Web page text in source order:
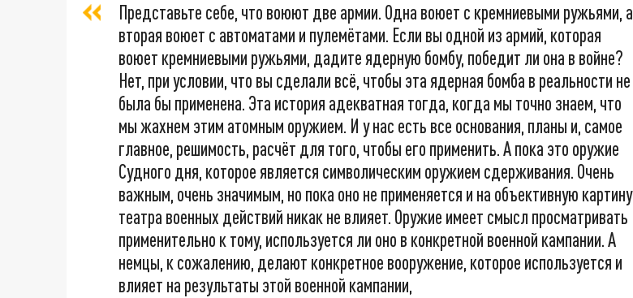
Представьте себе, что воюют две армии. Одна воюет с кремниевыми ружьями, а
вторая воюет с автоматами и пулемётами. Если вы одной из армий, которая
воюет кремниевыми ружьями, дадите ядерную бомбу, победит ли она в войне?
Нет, при условии, что вы сделали всё, чтобы эта ядерная бомба в реальности не
была бы применена. Эта история адекватная тогда, когда мы точно знаем, что
мы жахнем этим атомным оружием. И у нас есть все основания, планы и, самое
главное, решимость, расчёт для того, чтобы его применить. А пока это оружие
Судного дня, которое является символическим оружием сдерживания. Очень
важным, очень значимым, но пока оно не применяется и на объективную картину
театра военных действий никак не влияет. Оружие имеет смысл просматривать
применительно к тому, используется ли оно в конкретной военной кампании. А
немцы, к сожалению, делают конкретное вооружение, которое используется и
влияет на результаты этой военной кампании,